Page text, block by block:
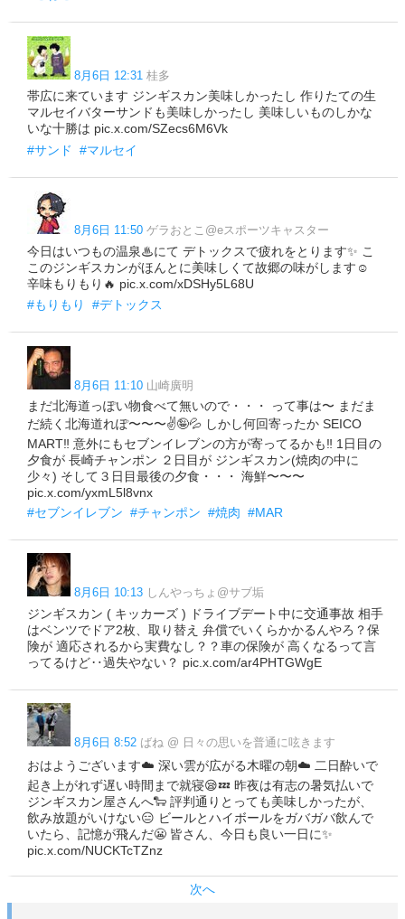
8月6日 12:31 桂多
帯広に来ています ジンギスカン美味しかったし 作りたての生
マルセイバターサンドも美味しかったし 美味しいものしかな
いな十勝は pic.x.com/SZecs6M6Vk
#サンド
#マルセイ
8月6日 11:50 ゲラおとこ@eスポーツキャスター
今日はいつもの温泉♨にて デトックスで疲れをとります✨️ こ
このジンギスカンがほんとに美味しくて故郷の味がします☺️
辛味もりもり🔥 pic.x.com/xDSHy5L68U
#もりもり
#デトックス
8月6日 11:10 山崎廣明
まだ北海道っぽい物食べて無いので・・・ って事は〜 まだま
だ続く北海道れぽ〜〜〜✌️🤪💦 しかし何回寄ったか SEICO
MART‼️ 意外にもセブンイレブンの方が寄ってるかも‼️ 1日目の
夕食が 長崎チャンポン ２日目が ジンギスカン(焼肉の中に
少々) そして３日目最後の夕食・・・ 海鮮〜〜〜
pic.x.com/yxmL5l8vnx
#セブンイレブン #チャンポン #焼肉 #MAR
8月6日 10:13 しんやっちょ@サブ垢
ジンギスカン ( キッカーズ ) ドライブデート中に交通事故 相手
はベンツでドア2枚、取り替え 弁償でいくらかかるんやろ？保
険が 適応されるから実費なし？？車の保険が 高くなるって言
ってるけど‥過失やない？ pic.x.com/ar4PHTGWgE
8月6日 8:52 ばね @ 日々の思いを普通に呟きます
おはようございます☁️ 深い雲が広がる木曜の朝☁️ 二日酔いで
起き上がれず遅い時間まで就寝😪💤 昨夜は有志の暑気払いで
ジンギスカン屋さんへ🐑 評判通りとっても美味しかったが、
飲み放題がいけない😑 ビールとハイボールをガバガバ飲んで
いたら、記憶が飛んだ😬 皆さん、今日も良い一日に✨️
pic.x.com/NUCKTcTZnz
次へ